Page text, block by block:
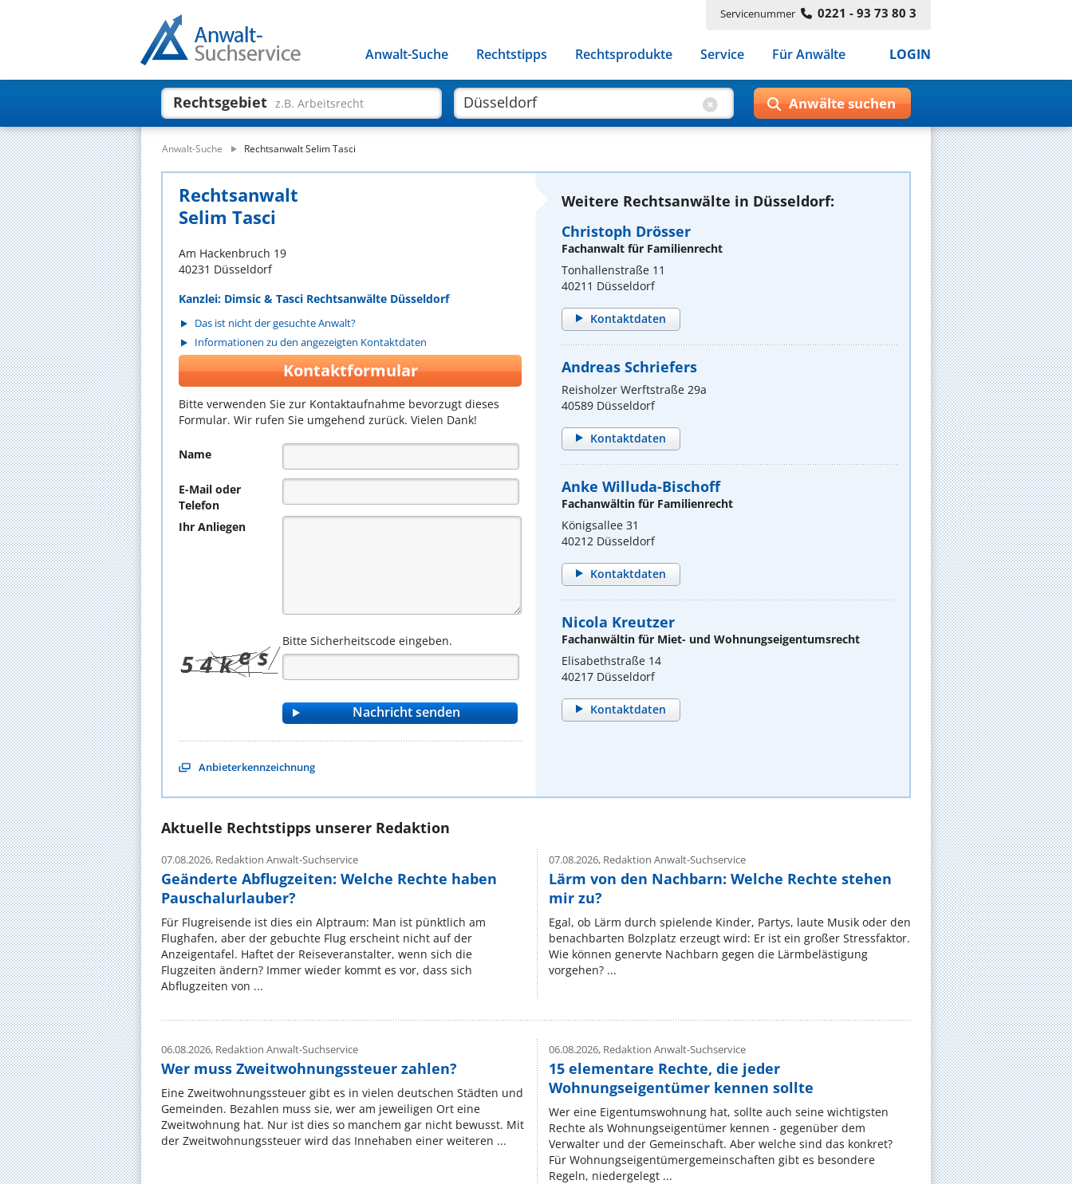
Servicenummer 0221 - 93 73 80 3
Anwalt-Suche Rechtstipps Rechtsprodukte Service Für Anwälte LOGIN
Rechtsgebiet z.B. Arbeitsrecht
Anwalt-Suche Rechtsanwalt Selim Tasci
Rechtsanwalt
Selim Tasci
Am Hackenbruch 19
40231 Düsseldorf
Kanzlei: Dimsic & Tasci Rechtsanwälte Düsseldorf
Das ist nicht der gesuchte Anwalt?
Informationen zu den angezeigten Kontaktdaten
Kontaktformular
Bitte verwenden Sie zur Kontaktaufnahme bevorzugt dieses
Formular. Wir rufen Sie umgehend zurück. Vielen Dank!
Name
E-Mail oder
Telefon
Ihr Anliegen
Bitte Sicherheitscode eingeben.
Anbieterkennzeichnung
Weitere Rechtsanwälte in Düsseldorf:
Christoph Drösser
Fachanwalt für Familienrecht
Tonhallenstraße 11
40211 Düsseldorf
Kontaktdaten
Andreas Schriefers
Reisholzer Werftstraße 29a
40589 Düsseldorf
Kontaktdaten
Anke Willuda-Bischoff
Fachanwältin für Familienrecht
Königsallee 31
40212 Düsseldorf
Kontaktdaten
Nicola Kreutzer
Fachanwältin für Miet- und Wohnungseigentumsrecht
Elisabethstraße 14
40217 Düsseldorf
Kontaktdaten
Aktuelle Rechtstipps unserer Redaktion
07.08.2026, Redaktion Anwalt-Suchservice
Geänderte Abflugzeiten: Welche Rechte haben
Pauschalurlauber?
Für Flugreisende ist dies ein Alptraum: Man ist pünktlich am
Flughafen, aber der gebuchte Flug erscheint nicht auf der
Anzeigentafel. Haftet der Reiseveranstalter, wenn sich die
Flugzeiten ändern? Immer wieder kommt es vor, dass sich
Abflugzeiten von ...
07.08.2026,Redaktion Anwalt-Suchservice
Lärm von den Nachbarn: Welche Rechte stehen
mir zu?
Egal, ob Lärm durch spielende Kinder, Partys, laute Musik oder den
benachbarten Bolzplatz erzeugt wird: Er ist ein großer Stressfaktor.
Wie können genervte Nachbarn gegen die Lärmbelästigung
vorgehen? ...
06.08.2026, Redaktion Anwalt-Suchservice
Wer muss Zweitwohnungssteuer zahlen?
Eine Zweitwohnungssteuer gibt es in vielen deutschen Städten und
Gemeinden. Bezahlen muss sie, wer am jeweiligen Ort eine
Zweitwohnung hat. Nur ist dies so manchem gar nicht bewusst. Mit
der Zweitwohnungssteuer wird das Innehaben einer weiteren ...
06.08.2026,Redaktion Anwalt-Suchservice
15 elementare Rechte, die jeder
Wohnungseigentümer kennen sollte
Wer eine Eigentumswohnung hat, sollte auch seine wichtigsten
Rechte als Wohnungseigentümer kennen - gegenüber dem
Verwalter und der Gemeinschaft. Aber welche sind das konkret?
Für Wohnungseigentümergemeinschaften gibt es besondere
Regeln, niedergelegt ...